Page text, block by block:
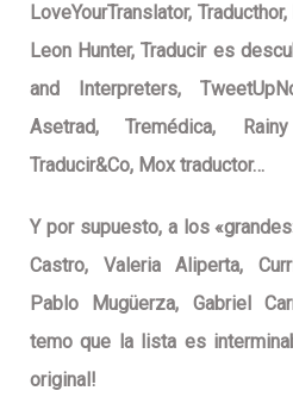
LoveYourTranslator,
Leon Hunter, Traducir es
and Interpreters,
Asetrad, Tremédica,
Traducir&Co, Mox traductor…
Y por supuesto, a los
Castro, Valeria Aliperta,
Pablo Mugüerza, Gabriel
temo que la lista es
original!